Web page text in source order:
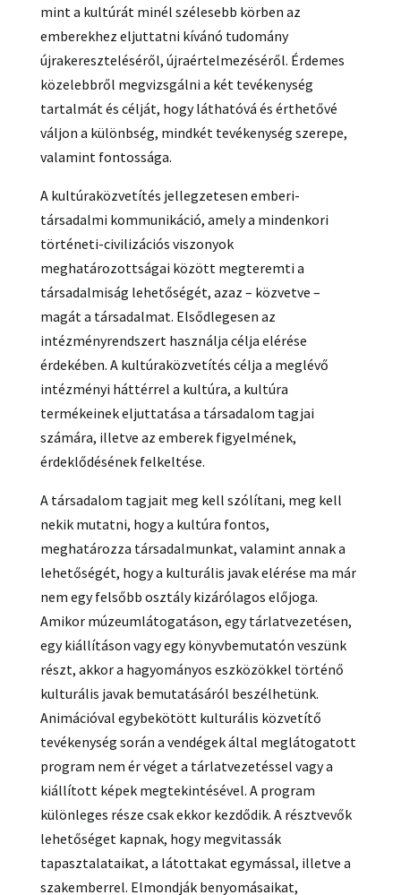
mint a kultúrát minél szélesebb körben az
emberekhez eljuttatni kívánó tudomány
újrakereszteléséről, újraértelmezéséről. Érdemes
közelebbről megvizsgálni a két tevékenység
tartalmát és célját, hogy láthatóvá és érthetővé
váljon a különbség, mindkét tevékenység szerepe,
valamint fontossága.
A kultúraközvetítés jellegzetesen emberi-
társadalmi kommunikáció, amely a mindenkori
történeti-civilizációs viszonyok
meghatározottságai között megteremti a
társadalmiság lehetőségét, azaz – közvetve –
magát a társadalmat. Elsődlegesen az
intézményrendszert használja célja elérése
érdekében. A kultúraközvetítés célja a meglévő
intézményi háttérrel a kultúra, a kultúra
termékeinek eljuttatása a társadalom tagjai
számára, illetve az emberek figyelmének,
érdeklődésének felkeltése.
A társadalom tagjait meg kell szólítani, meg kell
nekik mutatni, hogy a kultúra fontos,
meghatározza társadalmunkat, valamint annak a
lehetőségét, hogy a kulturális javak elérése ma már
nem egy felsőbb osztály kizárólagos előjoga.
Amikor múzeumlátogatáson, egy tárlatvezetésen,
egy kiállításon vagy egy könyvbemutatón veszünk
részt, akkor a hagyományos eszközökkel történő
kulturális javak bemutatásáról beszélhetünk.
Animációval egybekötött kulturális közvetítő
tevékenység során a vendégek által meglátogatott
program nem ér véget a tárlatvezetéssel vagy a
kiállított képek megtekintésével. A program
különleges része csak ekkor kezdődik. A résztvevők
lehetőséget kapnak, hogy megvitassák
tapasztalataikat, a látottakat egymással, illetve a
szakemberrel. Elmondják benyomásaikat,